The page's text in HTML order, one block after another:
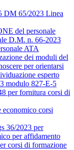
DM 65/2023 Linea
del personale
D.M. n. 66-2023
ATA
dei moduli del
per orientarsi
esperto
modulo 827-E-5
per fornitura corsi di
economico corsi
36/2023 per
per affidamento
corsi di formazione